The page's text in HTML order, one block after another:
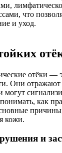
что
и уход.
отёки —
Они отражают
могут
как
кожи.
и